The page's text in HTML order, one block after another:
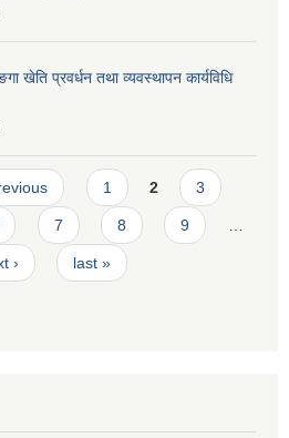
खेति प्रवर्धन तथा व्यवस्थापन कार्यविधि
1 2 3
7 8 9
› last »